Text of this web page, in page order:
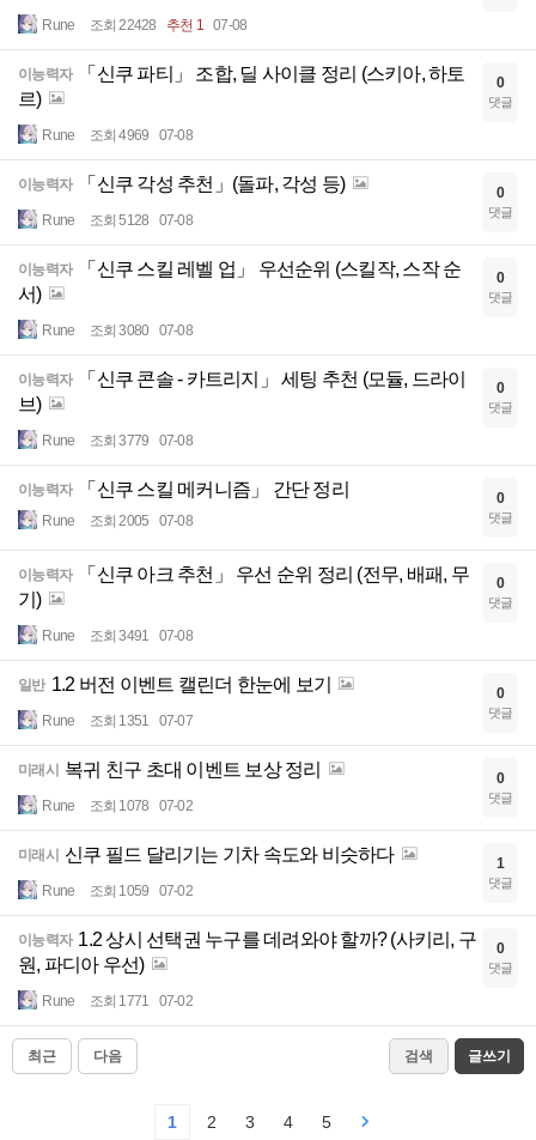
Rune 조회 22428 추천 1 07-08
이능력자
「신쿠 파티」 조합, 딜 사이클 정리 (스키아, 하토
르)
Rune 조회 4969 07-08
0
댓글
이능력자 「신쿠 각성 추천」(돌파, 각성 등)
Rune 조회 5128 07-08
0
댓글
이능력자
「신쿠 스킬 레벨 업」 우선순위 (스킬작, 스작 순
서)
Rune 조회 3080 07-08
0
댓글
이능력자
「신쿠 콘솔 - 카트리지」 세팅 추천 (모듈, 드라이
브)
Rune 조회 3779 07-08
0
댓글
이능력자 「신쿠 스킬 메커니즘」 간단 정리
Rune 조회 2005 07-08
0
댓글
이능력자
「신쿠 아크 추천」 우선 순위 정리 (전무, 배패, 무
기)
Rune 조회 3491 07-08
0
댓글
일반 1.2 버전 이벤트 캘린더 한눈에 보기
Rune 조회 1351 07-07
0
댓글
미래시 복귀 친구 초대 이벤트 보상 정리
Rune 조회 1078 07-02
0
댓글
미래시 신쿠 필드 달리기는 기차 속도와 비슷하다
Rune 조회 1059 07-02
1
댓글
이능력자 1.2 상시 선택권 누구를 데려와야 할까? (사키리, 구
원, 파디아 우선)
Rune 조회 1771 07-02
0
댓글
최근 다음 검색 글쓰기
1 2 3 4 5